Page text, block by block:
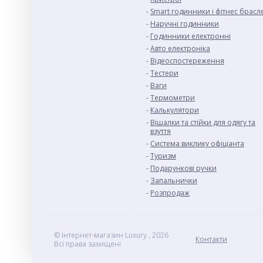
Smart годинники і фітнес
Наручні годинники
Годинники електронні
Авто електроніка
Відеоспостереження
Тестери
Ваги
Термометри
Калькулятори
Вішалки та стійки для одягу та
взуття
Система виклику офіціанта
Туризм
Подарункові ручки
Запальнички
Розпродаж
© Інтернет-магазин Luxury , 2026
Всі права захищені
Контакти